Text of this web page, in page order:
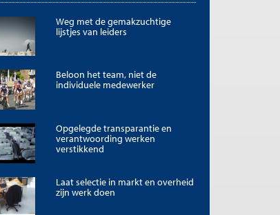
Weg met de gemakzuchtige
lijstjes van leiders
Beloon het team, niet de
individuele medewerker
Opgelegde transparantie en
verantwoording werken
verstikkend
Laat selectie in markt en overheid
zijn werk doen